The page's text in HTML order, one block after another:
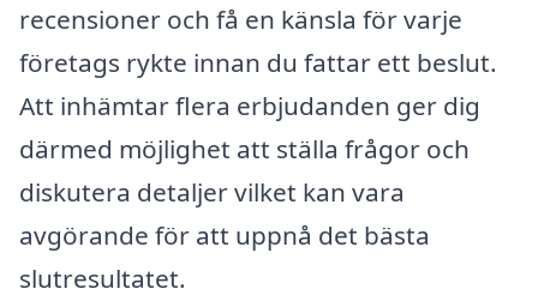
recensioner och få en känsla för varje
företags rykte innan du fattar ett beslut.
Att inhämtar flera erbjudanden ger dig
därmed möjlighet att ställa frågor och
diskutera detaljer vilket kan vara
avgörande för att uppnå det bästa
slutresultatet.